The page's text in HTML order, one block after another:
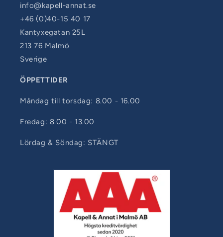
info@kapell-annat.se
+46 (0)40-15 40 17
Kantyxegatan 25L
213 76 Malmö
Sverige
ÖPPETTIDER
Måndag till torsdag: 8.00 - 16.00
Fredag: 8.00 - 13.00
Lördag & Söndag: STÄNGT